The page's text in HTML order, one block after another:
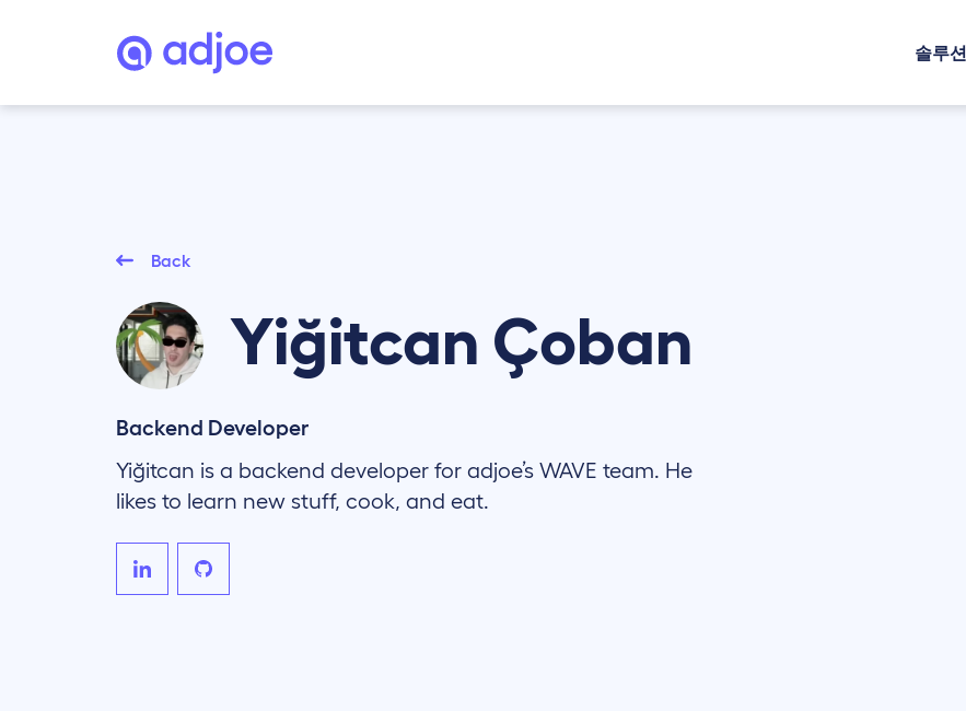
솔루션
Back
Yiğitcan Çoban
Backend Developer
Yiğitcan is a backend developer for adjoe’s WAVE team. He
likes to learn new stuff, cook, and eat.